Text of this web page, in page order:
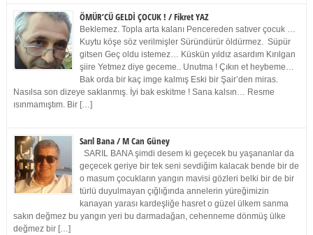
ÖMÜR’CÜ GELDİ ÇOCUK ! / Fikret YAZ
Beklemez. Topla arta kalanı Pencereden satıver çocuk …
Kuytu köşe söz verilmişler Süründürür öldürmez. Süpür
gitsen Geç oldu istemez… Küskün yıldız asardım Kırılgan
şiire Yetmez diye geceme.. Unutma ! Çıkın et heybeme…
Bak orda bir kaç imge kalmış Eski bir Şair’den miras.
Nasılsa son dizeye saklanmış. İyi bak eskitme ! Sana kalsın… Resme
ısınmamıştım. Bir […]
Sarıl Bana / M Can Güney
SARIL BANA şimdi desem ki geçecek bu yaşananlar da
geçecek geriye bir tek seni sevdiğim kalacak bende bir de
o masum çocukların yangın mavisi gözleri belki bir de bir
türlü duyulmayan çığlığında annelerin yüreğimizin
kanayan yarası kardeşliğe hasret o güzel ülkem sanma
sakın değmez bu yangın yeri bu darmadağan, cehenneme dönmüş ülke
değmez bir […]